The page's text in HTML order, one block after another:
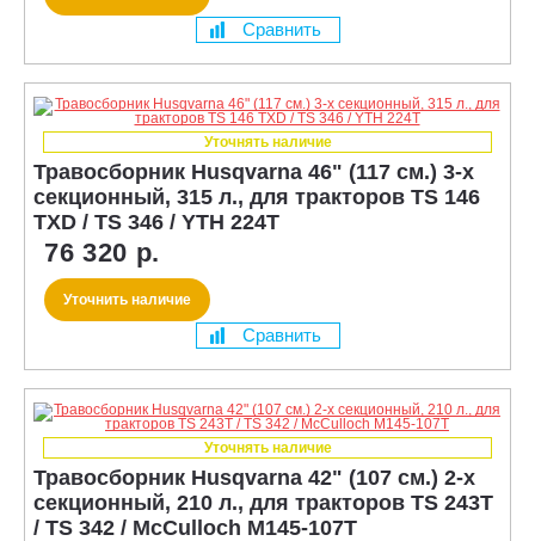
Сравнить
Уточнять наличие
Травосборник Husqvarna 46" (117 см.) 3-х
секционный, 315 л., для тракторов TS 146
TXD / TS 346 / YTH 224T
76 320 р.
Уточнить наличие
Сравнить
Уточнять наличие
Травосборник Husqvarna 42" (107 см.) 2-х
секционный, 210 л., для тракторов TS 243T
/ TS 342 / McCulloch M145-107T